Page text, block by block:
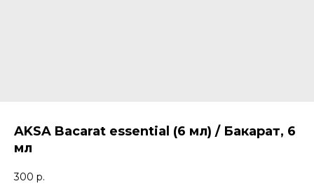
AKSA Bacarat essential (6 мл) / Бакарат, 6
мл
300 р.